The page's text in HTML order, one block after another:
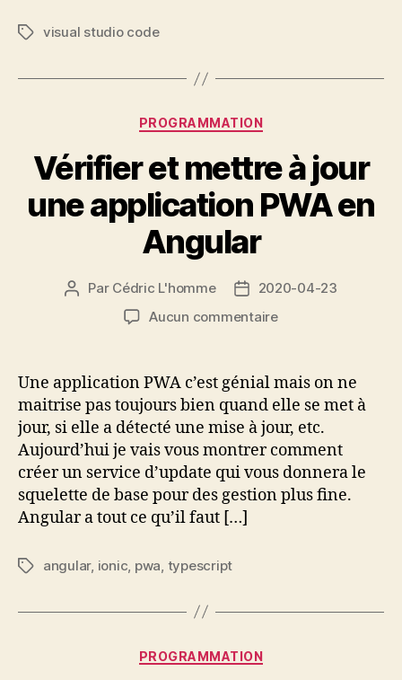
Étiquettes
visual studio code
Catégories
PROGRAMMATION
Vérifier et mettre à jour
une application PWA en
Angular
Auteur
Par Cédric L'homme
Date2020-04-23
Aucun commentairesur
mettre
à
jour
une
application
PWA
en
Une application PWA c’est génial mais on ne
maitrise pas toujours bien quand elle se met à
jour, si elle a détecté une mise à jour, etc.
Aujourd’hui je vais vous montrer comment
créer un service d’update qui vous donnera le
squelette de base pour des gestion plus fine.
Angular a tout ce qu’il faut […]
Étiquettes
angular, ionic pwa typescript
Catégories
PROGRAMMATION